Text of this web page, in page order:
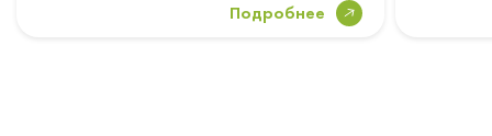
Подробнее